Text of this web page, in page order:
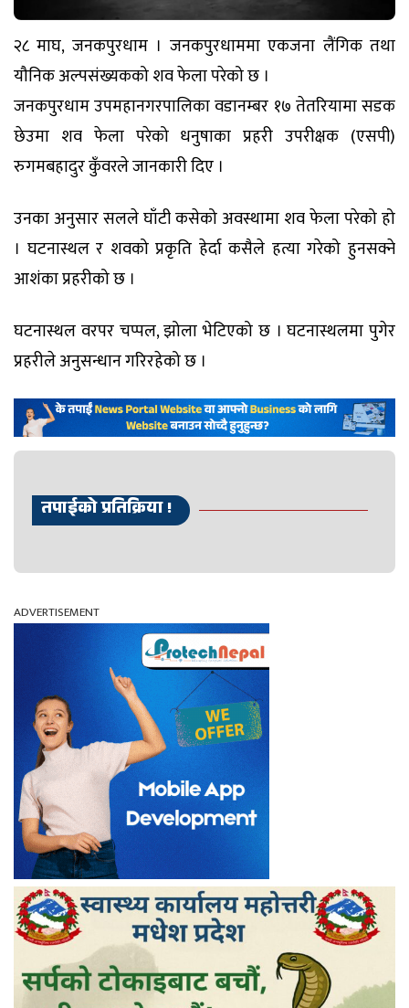
२८ माघ, जनकपुरधाम । जनकपुरधाममा एकजना लैंगिक तथा
यौनिक अल्पसंख्यकको शव फेला परेको छ ।
जनकपुरधाम उपमहानगरपालिका वडानम्बर १७ तेतरियामा सडक
छेउमा शव फेला परेको धनुषाका प्रहरी उपरीक्षक (एसपी)
रुगमबहादुर कुँवरले जानकारी दिए ।
उनका अनुसार सलले घाँटी कसेको अवस्थामा शव फेला परेको हो
। घटनास्थल र शवको प्रकृति हेर्दा कसैले हत्या गरेको हुनसक्ने
आशंका प्रहरीको छ ।
घटनास्थल वरपर चप्पल, झोला भेटिएको छ । घटनास्थलमा पुगेर
प्रहरीले अनुसन्धान गरिरहेको छ ।
तपाईको प्रतिक्रिया !
ADVERTISEMENT